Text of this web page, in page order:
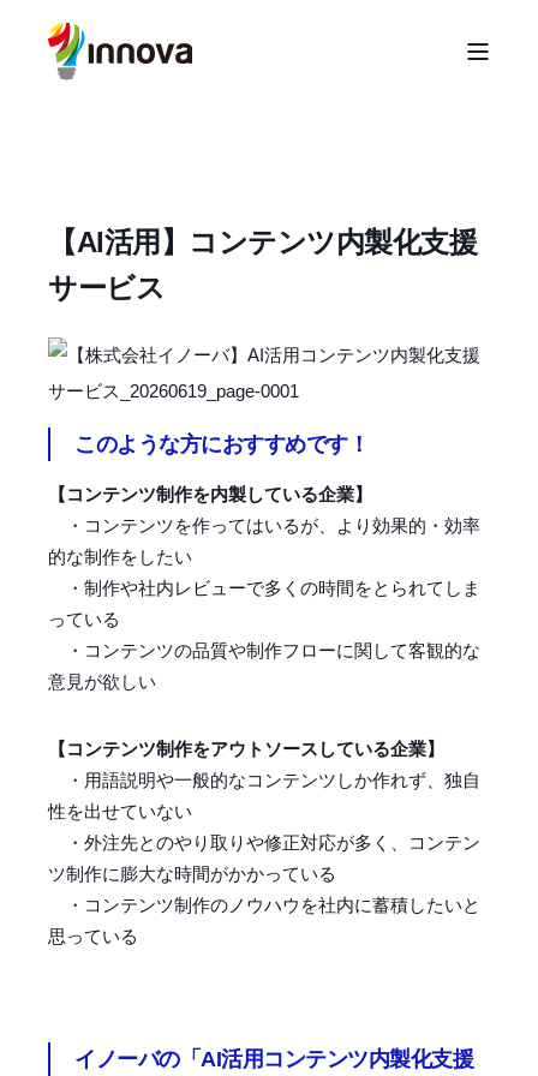
【AI活用】コンテンツ内製化支援
サービス
このような方におすすめです！
【コンテンツ制作を内製している企業】
・コンテンツを作ってはいるが、より効果的・効率
的な制作をしたい
・制作や社内レビューで多くの時間をとられてしま
っている
・コンテンツの品質や制作フローに関して客観的な
意見が欲しい
【コンテンツ制作をアウトソースしている企業】
・用語説明や一般的なコンテンツしか作れず、独自
性を出せていない
・外注先とのやり取りや修正対応が多く、コンテン
ツ制作に膨大な時間がかかっている
・コンテンツ制作のノウハウを社内に蓄積したいと
思っている
イノーバの「AI活用コンテンツ内製化支援